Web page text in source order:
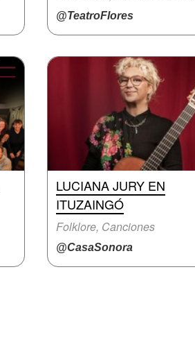
@TeatroFlores
LUCIANA JURY EN
ITUZAINGÓ
Folklore, Canciones
@CasaSonora